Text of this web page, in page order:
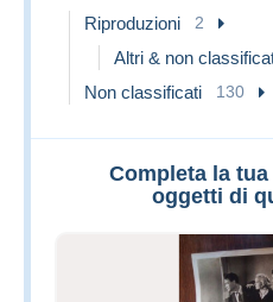
Riproduzioni 2
Altri & non
Non classificati 130
Completa la
oggetti di